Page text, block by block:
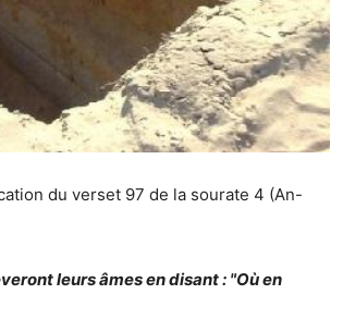
du verset 97 de la sourate 4 (An-
leurs âmes en disant : "Où en